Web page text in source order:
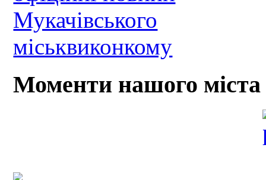
Моменти нашого міста